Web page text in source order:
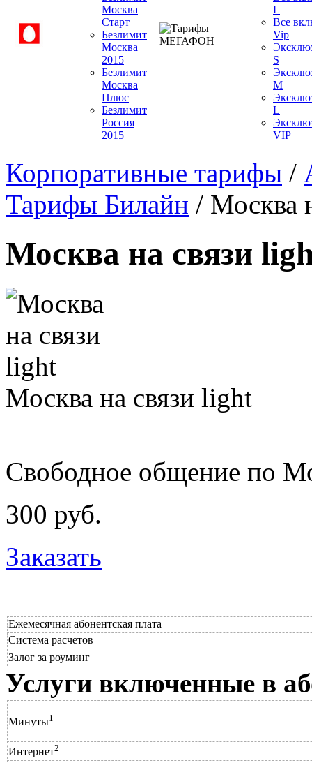
Москва
Старт
Безлимит
Москва
2015
Безлимит
Москва
Плюс
Безлимит
Россия
2015
L
Все
Vip
S
M
L
VIP
Корпоративные тарифы /
Тарифы Билайн / Москва
Москва на связи
Москва на связи light
Свободное общение по
300 руб.
Заказать
Ежемесячная абонентская плата
Система расчетов
Залог за роуминг
Услуги включенные в
Минуты1
Интернет2